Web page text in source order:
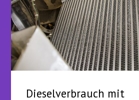
Dieselverbrauch mit